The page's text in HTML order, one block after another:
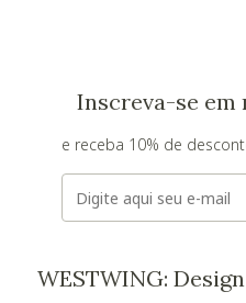
Inscreva-se em
e receba 10% de
E-mail
WESTWING: